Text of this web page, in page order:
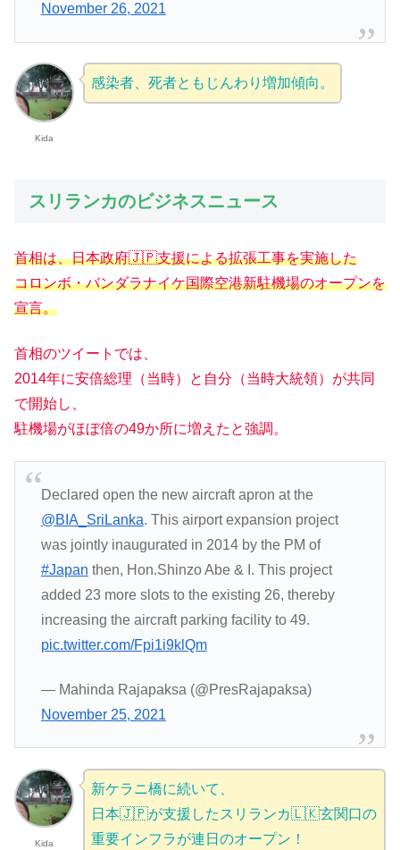
November 26, 2021
Kida
感染者、死者ともじんわり増加傾向。
スリランカのビジネスニュース
首相は、日本政府🇯🇵支援による拡張工事を実施した
コロンボ・バンダラナイケ国際空港新駐機場のオープンを
宣言。
首相のツイートでは、
2014年に安倍総理（当時）と自分（当時大統領）が共同
で開始し、
駐機場がほぼ倍の49か所に増えたと強調。
Declared open the new aircraft apron at the
@BIA_SriLanka. This airport expansion project
was jointly inaugurated in 2014 by the PM of
#Japan then, Hon.Shinzo Abe & I. This project
added 23 more slots to the existing 26, thereby
increasing the aircraft parking facility to 49.
pic.twitter.com/Fpi1i9klQm
— Mahinda Rajapaksa (@PresRajapaksa)
November 25, 2021
Kida
新ケラニ橋に続いて、
日本🇯🇵が支援したスリランカ🇱🇰玄関口の
重要インフラが連日のオープン！